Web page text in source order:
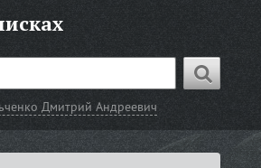
Дмитрий Андреевич